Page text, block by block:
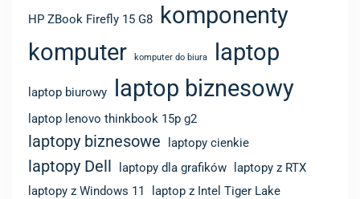
HP ZBook Firefly 15 G8
komponenty
komputer
komputer do biura laptop
laptop biurowy laptop biznesowy
laptop lenovo thinkbook 15p g2
laptopy biznesowe laptopy cienkie
laptopy Dell laptopy dla grafików
laptopy z RTX
laptopy z Windows 11
laptop z Intel Tiger Lake